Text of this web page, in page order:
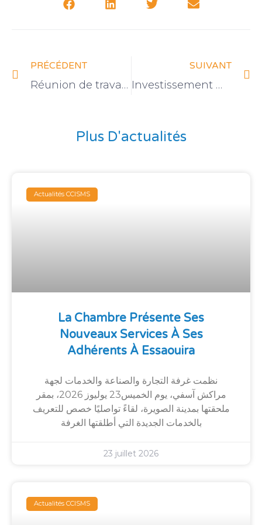
PRÉCÉDENT
Réunion de travail avec le Président du Conseil de la Région
SUIVANT
Investissement marocain à l’étranger: le plafond relevé
Plus D'actualités
Actualités CCISMS
La Chambre Présente Ses
Nouveaux Services À Ses
Adhérents À Essaouira
نظمت غرفة التجارة والصناعة والخدمات لجهة
مراكش آسفي، يوم الخميس23 يوليوز 2026، بمقر
ملحقتها بمدينة الصويرة، لقاءً تواصليًا خصص للتعريف
بالخدمات الجديدة التي أطلقتها الغرفة
23 juillet 2026
Actualités CCISMS